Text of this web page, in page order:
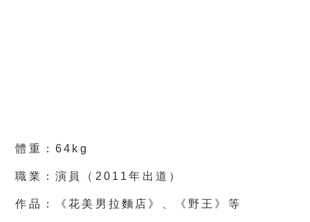
體重：64kg
職業：演員（2011年出道）
作品：《花美男拉麵店》、《野王》等